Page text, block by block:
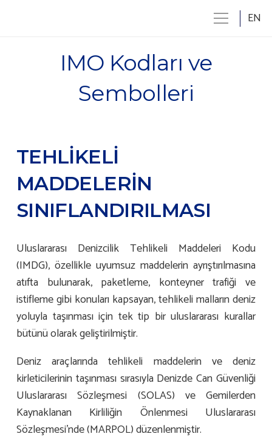
EN
IMO Kodları ve
Sembolleri
TEHLİKELİ
MADDELERİN
SINIFLANDIRILMASI
Uluslararası Denizcilik Tehlikeli Maddeleri Kodu
(IMDG), özellikle uyumsuz maddelerin ayrıştırılmasına
atıfta bulunarak, paketleme, konteyner trafiği ve
istifleme gibi konuları kapsayan, tehlikeli malların deniz
yoluyla taşınması için tek tip bir uluslararası kurallar
bütünü olarak geliştirilmiştir.
Deniz araçlarında tehlikeli maddelerin ve deniz
kirleticilerinin taşınması sırasıyla Denizde Can Güvenliği
Uluslararası Sözleşmesi (SOLAS) ve Gemilerden
Kaynaklanan Kirliliğin Önlenmesi Uluslararası
Sözleşmesi’nde (MARPOL) düzenlenmiştir.